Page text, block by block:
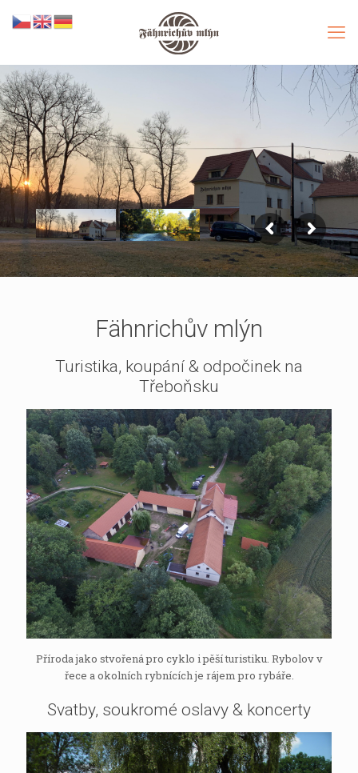
Fähnrichův mlýn
Turistika, koupání & odpočinek na
Třeboňsku
Příroda jako stvořená pro cyklo i pěší turistiku. Rybolov v
řece a okolních rybnících je rájem pro rybáře.
Svatby, soukromé oslavy & koncerty